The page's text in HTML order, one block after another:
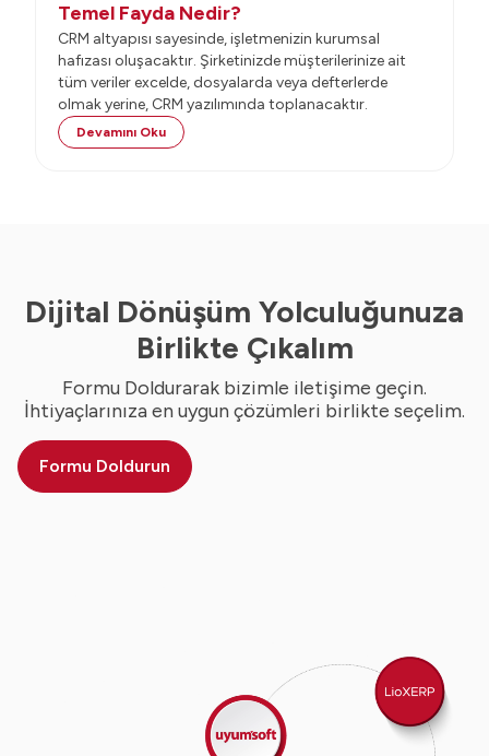
Temel Fayda Nedir?
CRM altyapısı sayesinde, işletmenizin kurumsal
hafızası oluşacaktır. Şirketinizde müşterilerinize ait
tüm veriler excelde, dosyalarda veya defterlerde
olmak yerine, CRM yazılımında toplanacaktır.
Devamını Oku
Dijital Dönüşüm Yolculuğunuza
Birlikte Çıkalım
Formu Doldurarak bizimle iletişime geçin.
İhtiyaçlarınıza en uygun çözümleri birlikte seçelim.
Formu Doldurun